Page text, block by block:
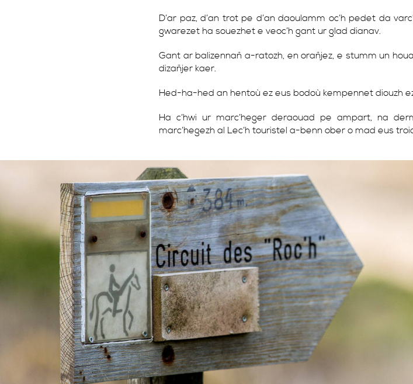
D’ar paz, d’an trot pe d’an daoulamm oc’h pedet da
gwarezet ha souezhet e veoc’h gant ur glad dianav.
Gant ar balizennañ a-ratozh, en orañjez, e stumm un
dizañjer kaer.
Hed-ha-hed an hentoù ez eus bodoù kempennet diouzh
Ha c’hwi ur marc’heger deraouad pe ampart, na
marc’hegezh al Lec’h touristel a-benn ober o mad eus